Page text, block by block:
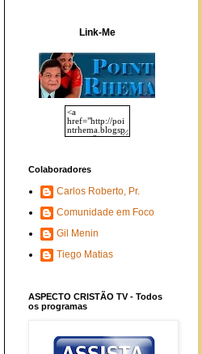
Link-Me
Colaboradores
Carlos Roberto, Pr.
Comunidade em Foco
Gil Menin
Tiego Matias
ASPECTO CRISTÃO TV - Todos
os programas